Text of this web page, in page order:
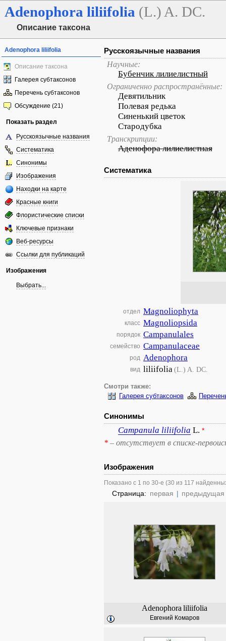
Adenophora liliifolia (L.) A. DC.
Описание таксона
Adenophora liliifolia
Описание таксона
Галерея субтаксонов
Перечень субтаксонов
Обсуждение (21)
Показать раздел
Русскоязычные названия
Систематика
Синонимы
Изображения
Находки на карте
Красные книги
Флористические списки
Ключевые признаки
Веб-ресурсы
Ссылки для публикаций
Изображения
Выбрать...
Русскоязычные названия
Научные:
Бубенчик лилиелистный
Ограниченно распространённые:
Девятильник
Полевая редька
Синенький цветок
Стародубка
Транскрипции:
Аденофора лилиелистная
Систематика
отдел Magnoliophyta
класс Magnoliopsida
порядок Campanulales
семейство Campanulaceae
род Adenophora
вид liliifolia(L.) A. DC.
Смотри также:
Галерея субтаксонов
Синонимы
Campanula liliifolia L. *
* – отсутствует в списке-
Изображения
Показано с 1 по 30-е (30 из 117
Страница: первая | предыдущая
Adenophora liliifolia
Евгений Комаров